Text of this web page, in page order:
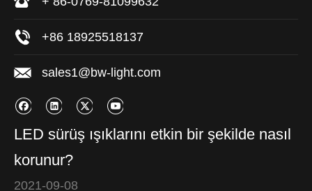
+86 18925518137
sales1@bw-light.com
LED sürüş ışıklarını etkin bir şekilde nasıl
korunur?
2021-09-08